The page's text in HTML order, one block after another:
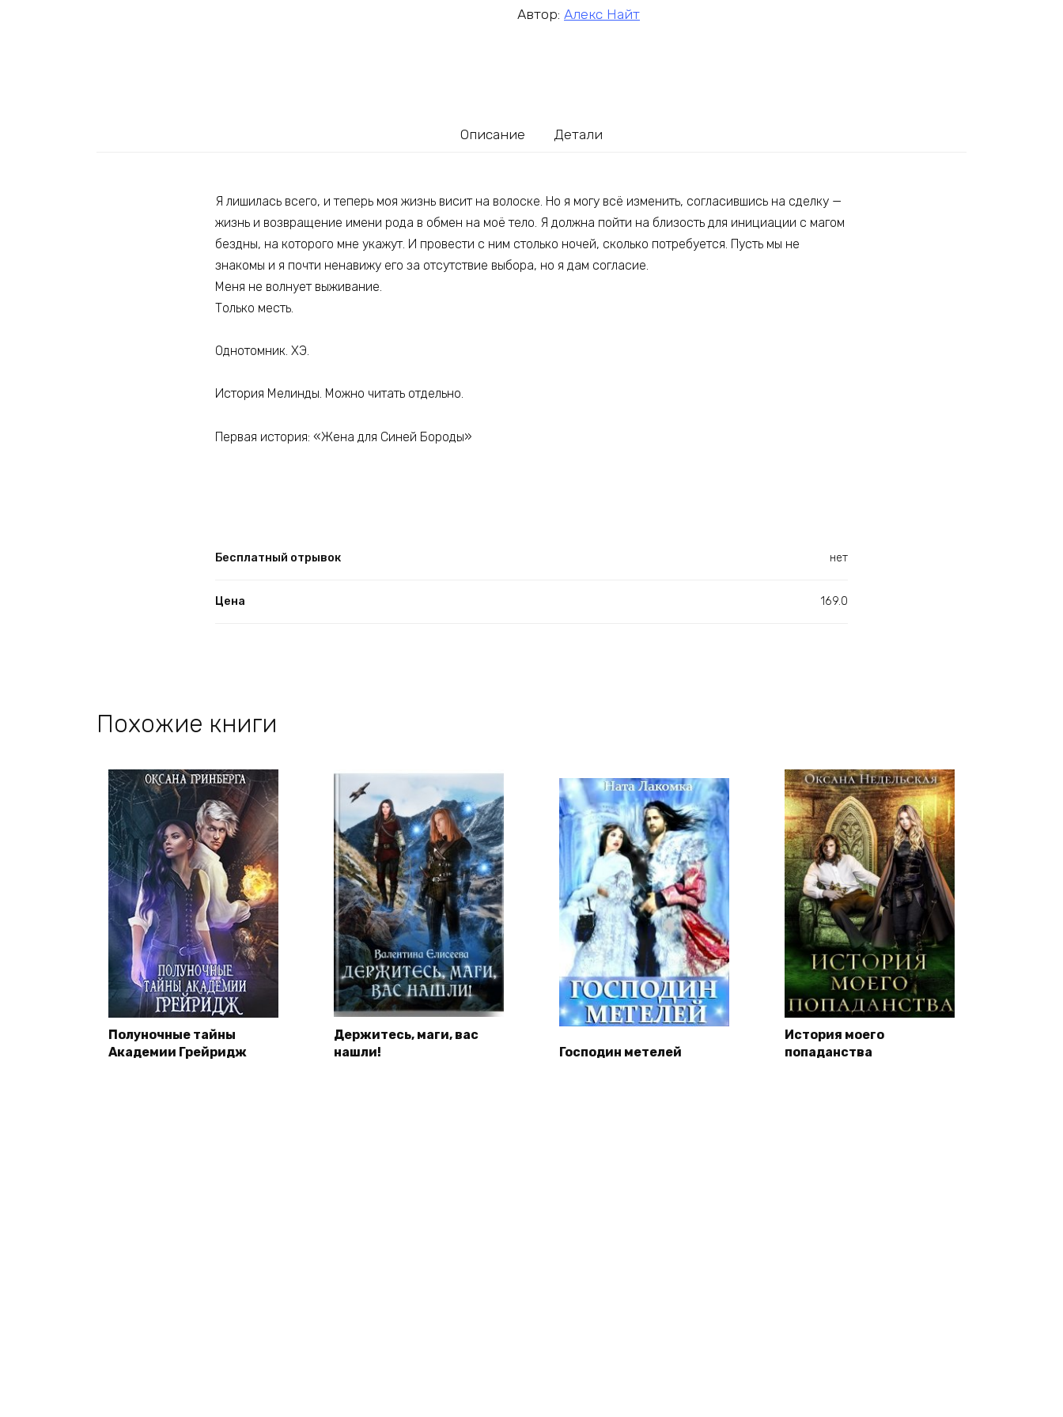
Автор: Алекс Найт
Описание Детали
Я лишилась всего, и теперь моя жизнь висит на волоске. Но я могу всё изменить, согласившись на сделку —
жизнь и возвращение имени рода в обмен на моё тело. Я должна пойти на близость для инициации с магом
бездны, на которого мне укажут. И провести с ним столько ночей, сколько потребуется. Пусть мы не
знакомы и я почти ненавижу его за отсутствие выбора, но я дам согласие.
Меня не волнует выживание.
Только месть.
Однотомник. ХЭ.
История Мелинды. Можно читать отдельно.
Первая история: «Жена для Синей Бороды»
Бесплатный отрывок нет
Цена 169.0
Похожие книги
Полуночные тайны
Академии Грейридж
Держитесь, маги, вас
нашли!
Господин метелей
История моего
попаданства